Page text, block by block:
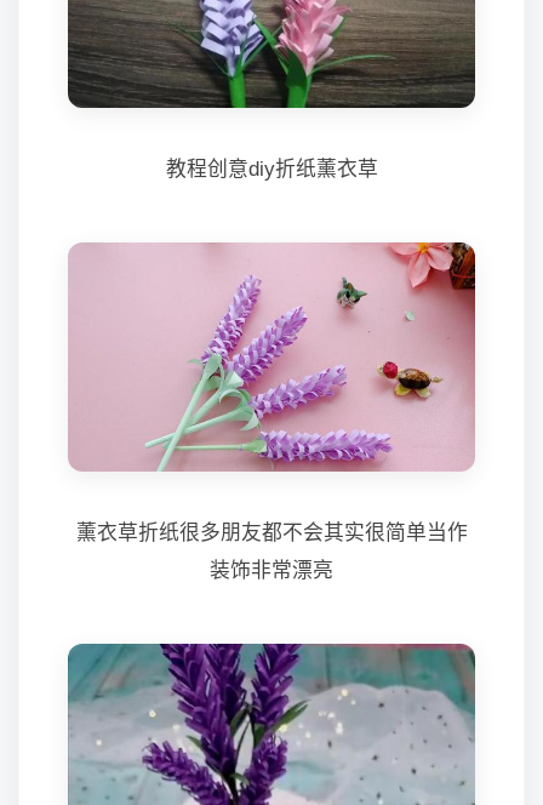
教程创意diy折纸薰衣草
薰衣草折纸很多朋友都不会其实很简单当作
装饰非常漂亮